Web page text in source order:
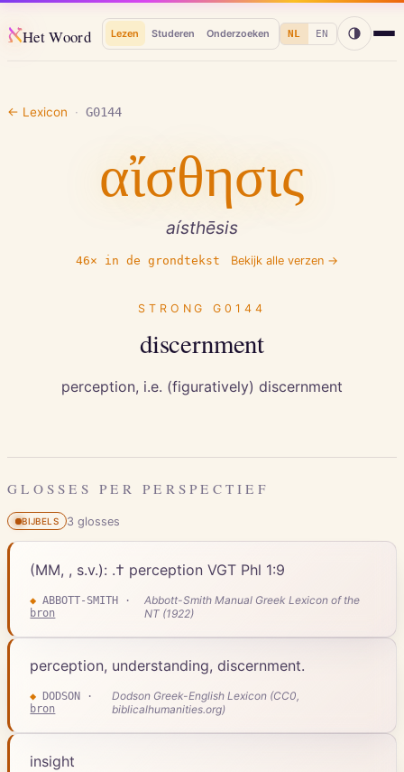
אHet Woord Lezen Studeren Onderzoeken NL EN
← Lexicon · G0144
αἴσθησις
aísthēsis
46× in de grondtekst Bekijk alle verzen →
STRONGG0144
discernment
perception, i.e. (figuratively) discernment
GLOSSES PER PERSPECTIEF
BIJBELS 3glosses
(MM, , s.v.): .† perception VGT Phl 1:9
◆ ABBOTT-SMITH ·
bron
Abbott-Smith Manual Greek Lexicon of the
NT (1922)
perception, understanding, discernment.
◆ DODSON ·
bron
Dodson Greek-English Lexicon (CC0,
biblicalhumanities.org)
insight